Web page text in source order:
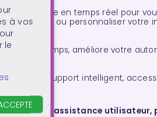
vous assiste en temps réel pour
produits ou personnaliser votre
du temps, améliore votre
de support intelligent,
dédiée à l’assistance utilisateur,
à vos
le